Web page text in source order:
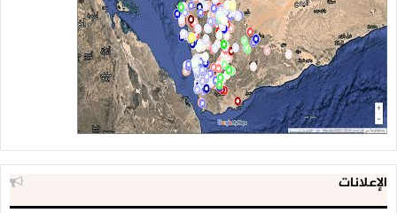
الإعلانات